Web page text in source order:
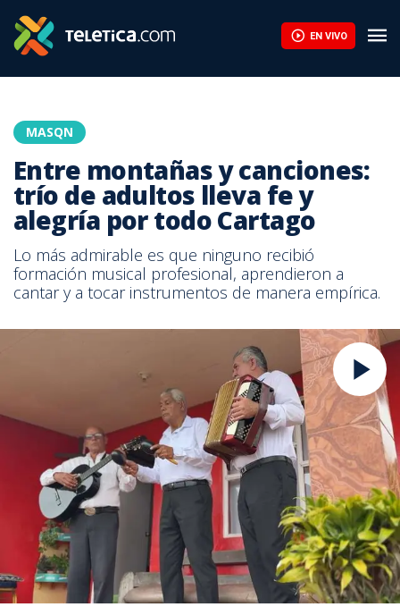
EN VIVO
MASQN
Entre montañas y canciones:
trío de adultos lleva fe y
alegría por todo Cartago
Lo más admirable es que ninguno recibió
formación musical profesional, aprendieron a
cantar y a tocar instrumentos de manera empírica.